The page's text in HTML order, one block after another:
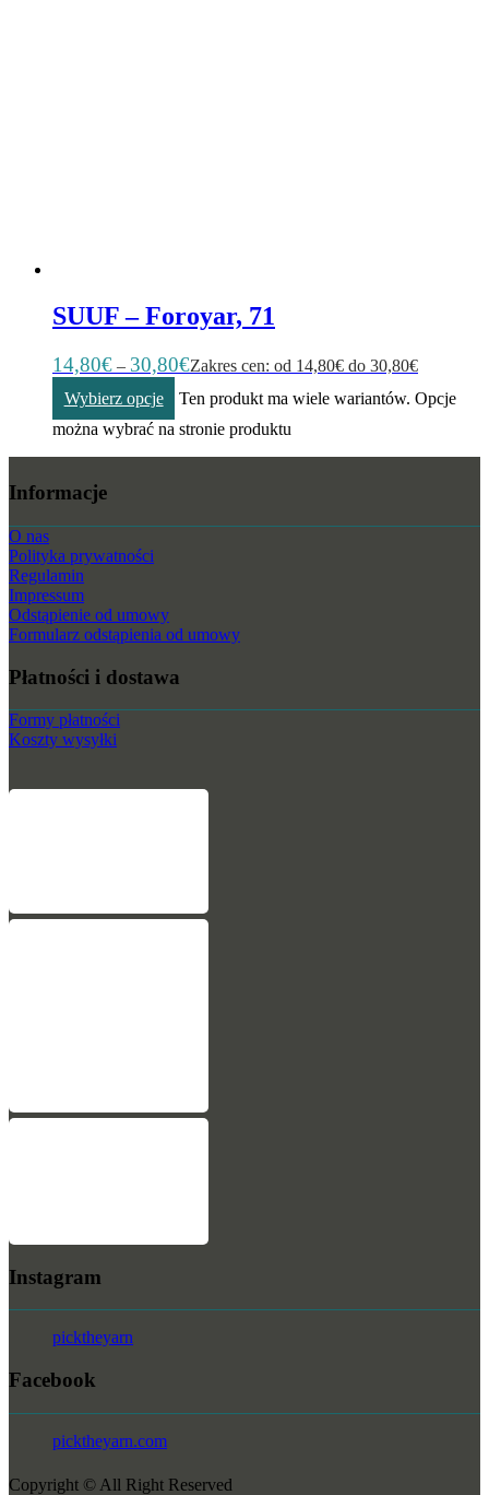
SUUF – Foroyar, 71
14,80€ – 30,80€Zakres cen: od 14,80€ do 30,80€
Wybierz opcje
Ten produkt ma wiele wariantów. Opcje
można wybrać na stronie produktu
Informacje
O nas
Polityka prywatności
Regulamin
Impressum
Odstąpienie od umowy
Formularz odstąpienia od umowy
Płatności i dostawa
Formy płatności
Koszty wysyłki
Instagram
picktheyarn
Facebook
picktheyarn.com
Copyright © All Right Reserved